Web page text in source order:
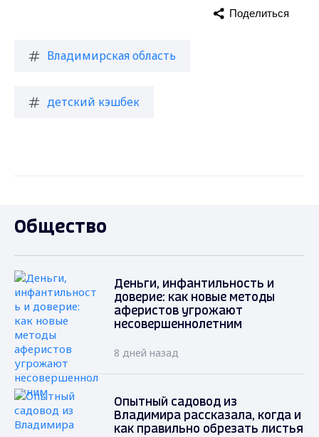
Владимирская область
детский кэшбек
Поделиться
Общество
Деньги, инфантильность и
доверие: как новые методы
аферистов угрожают
несовершеннолетним
8 дней назад
Опытный садовод из
Владимира рассказала, когда и
как правильно обрезать листья